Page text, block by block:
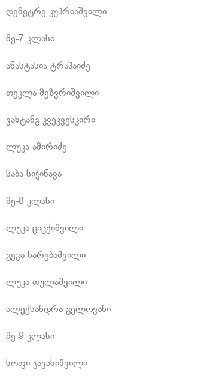
დემეტრე კუპრიაშვილი
მე-7 კლასი
ანასტასია ტრაპაიძე
თეკლა მეზვრიშვილი
ვახტანგ კვეკვესკირი
ლუკა ამირიძე
საბა სიჭინავა
მე-8 კლასი
ლუკა ციცქიშვილი
გეგა ხარებაშვილი
ლუკა თულაშვილი
ალექსანდრა გელოვანი
მე-9 კლასი
სოფი ჯავახიშვილი